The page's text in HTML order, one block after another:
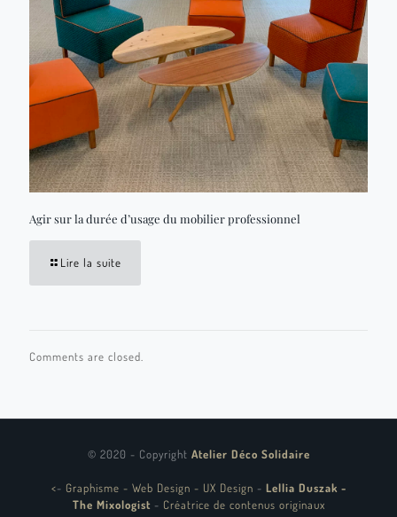
Agir sur la durée d’usage du mobilier professionnel
Lire la suite
Comments are closed.
© 2020 - Copyright Atelier Déco Solidaire
<- Graphisme - Web Design - UX Design - Lellia Duszak -
The Mixologist - Créatrice de contenus originaux